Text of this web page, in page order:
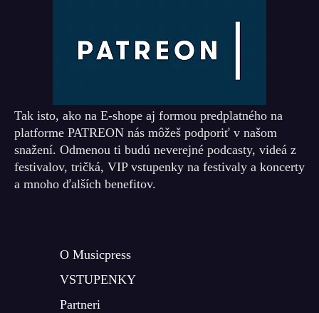
Tak isto, ako na E-shope aj formou predplatného na
platforme PATREON nás môžeš podporiť v našom
snažení. Odmenou ti budú neverejné podcasty, videá z
festivalov, tričká, VIP vstupenky na festivaly a koncerty
a mnoho ďalších benefitov.
O Musicpress
VSTUPENKY
Partneri